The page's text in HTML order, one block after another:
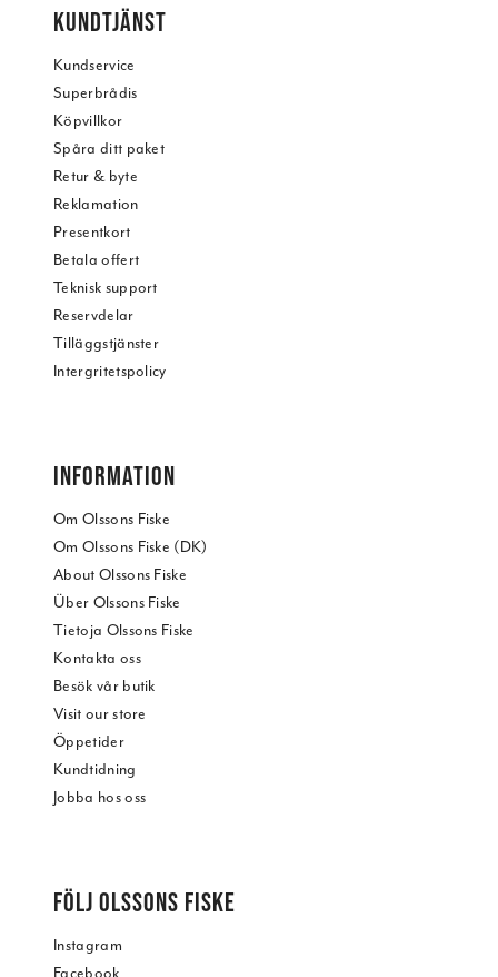
KUNDTJÄNST
Kundservice
Superbrådis
Köpvillkor
Spåra ditt paket
Retur & byte
Reklamation
Presentkort
Betala offert
Teknisk support
Reservdelar
Tilläggstjänster
Intergritetspolicy
INFORMATION
Om Olssons Fiske
Om Olssons Fiske (DK)
About Olssons Fiske
Über Olssons Fiske
Tietoja Olssons Fiske
Kontakta oss
Besök vår butik
Visit our store
Öppetider
Kundtidning
Jobba hos oss
FÖLJ OLSSONS FISKE
Instagram